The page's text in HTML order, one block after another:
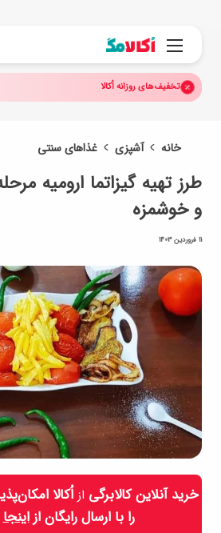
منو
تخفیف‌های روزانه اُکالا
خانه آشپزی غذاهای سنتی
طرز تهیه گیزاتما ارومیه
و خوشمزه
11 فروردین 1403
خرید آنلاین کالابرگی از اُکالا
را با ارسال رایگان ازاینجا